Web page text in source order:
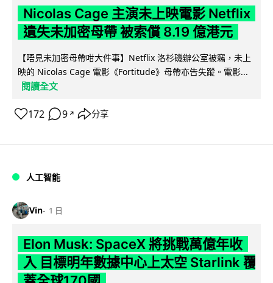
Nicolas Cage 主演未上映電影 Netflix
遺失未加密母帶 被索償 8.19 億港元
【唔見未加密母帶咁大件事】Netflix 洛杉磯辦公室被竊，未上
映的 Nicolas Cage 電影《Fortitude》母帶亦告失蹤。電影...
閱讀全文
172 9 ↗ 分享
人工智能
Vin 1 日
Elon Musk: SpaceX 將挑戰萬億年收
入 目標明年數據中心上太空 Starlink 覆